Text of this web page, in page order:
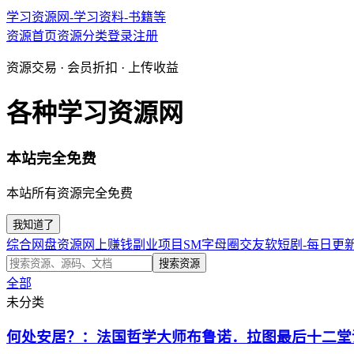
学习资源网-学习资料-书籍等
资源首页资源分类登录注册
资源交易 · 会员折扣 · 上传收益
各种学习资源网
本站完全免费
本站所有资源完全免费
我知道了
综合网盘资源 网上赚钱副业项目 SM字母圈交友软短剧-每日更
搜索资源
全部
未分类
何处安居？：法国哲学大师布鲁诺．拉图最后十二